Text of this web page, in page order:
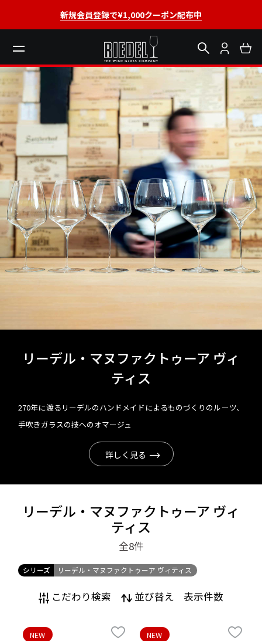
新規会員登録で¥1,000クーポン配布中
リーデル・マヌファクトゥーア ヴィ
ティス
270年に渡るリーデルのハンドメイドによるものづくりのルーツ、
手吹きガラスの技へのオマージュ
詳しく見る
リーデル・マヌファクトゥーア ヴィ
ティス
全8件
シリーズ リーデル・マヌファクトゥーア ヴィティス
こだわり検索 並び替え 表示件数
NEW NEW